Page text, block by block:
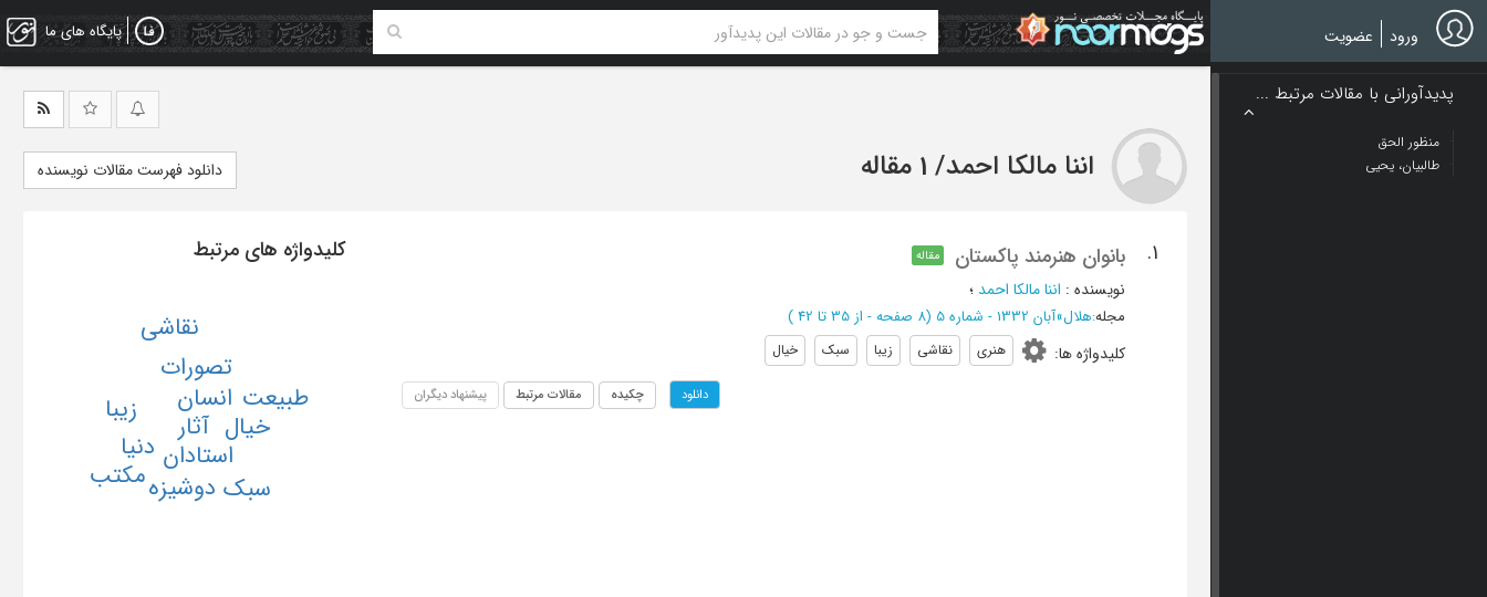
Skip
to
main
پایگاه های ما ورود عضویت
پدیدآورانی با مقالات مرتبط ...
منظور الحق
طالبیان، یحیی
اننا مالکا احمد/ 1 مقاله دانلود فهرست مقالات نویسنده
1. بانوان هنرمند پاکستان مقاله
نویسنده : اننا مالکا احمد ؛
مجله:هلال»آبان 1332 - شماره 5 (‎8 صفحه - از 35 تا 42 )
کلیدواژه ها: هنری نقاشی زیبا سبک خیال
دانلود چکیده مقالات مرتبط پیشنهاد دیگران
کلیدواژه های مرتبط
آثار
استادان
انسان
تصورات
خیال
دنیا
دوشیزه
زیبا
سبک
طبیعت
مکتب
نقاشی